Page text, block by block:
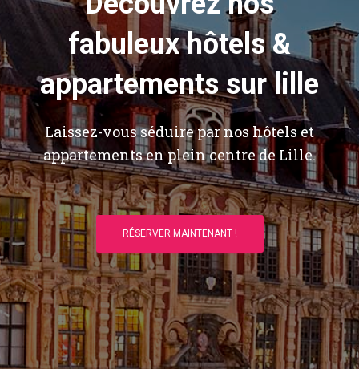
fabuleux hôtels &
appartements sur lille
Laissez-vous séduire par nos hôtels et
appartements en plein centre de Lille.
RÉSERVER MAINTENANT !